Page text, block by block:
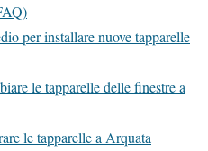
per installare nuove tapparelle
le tapparelle delle finestre a
le tapparelle a Arquata